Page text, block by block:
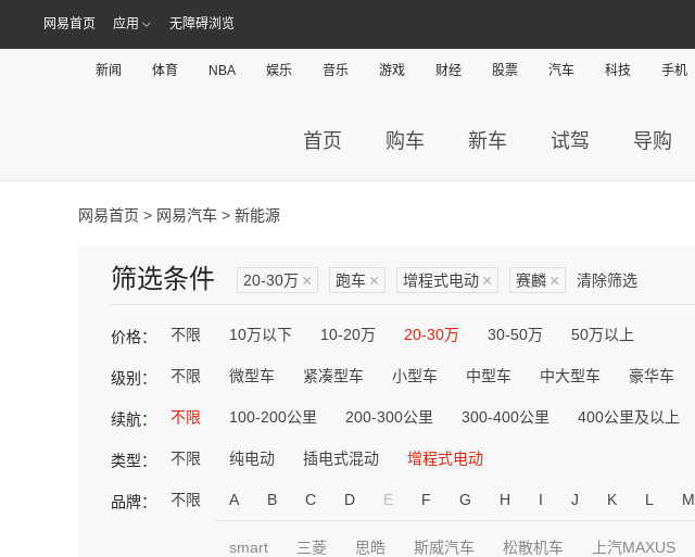
网易首页 应用 无障碍浏览
新闻 体育 NBA 娱乐 音乐 游戏 财经 股票 汽车 科技 手机
首页 购车 新车 试驾 导购
网易首页 > 网易汽车 > 新能源
筛选条件 20-30万 × 跑车 × 增程式电动 × 赛麟 × 清除筛选
价格： 不限 10万以下 10-20万 20-30万 30-50万 50万以上
级别： 不限 微型车 紧凑型车 小型车 中型车 中大型车 豪华车
续航： 不限 100-200公里 200-300公里 300-400公里 400公里及以上
类型： 不限 纯电动 插电式混动 增程式电动
品牌： 不限 A B C D E F G H I J K L M
smart 三菱 思皓 斯威汽车 松散机车 上汽MAXUS